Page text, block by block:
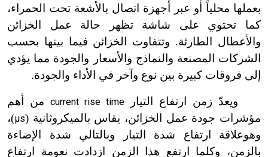
بعملها محلياً أو عبر أجهزة اتصال بالأشعة تحت الحمراء،
كما تحتوي على شاشة تظهر حالة عمل الخزائن
والأعطال الطارئة. وتتفاوت الخزائن فيما بينها بحسب
الشركات المصنعة والنماذج والأسعار والجودة مما يؤدي
إلى فروقات كبيرة بين نوع وآخر في الأداء والجودة.
ويعدّ زمن ارتفاع التيار current rise timeمن أهم
مؤشرات جودة عمل الخزائن، يقاس بالميكروثانية (μs)،
وهوعلاقة ارتفاع شدة التيار وبالتالي شدة الإضاءة
بالزمن، وكلما ارتفع هذا الزمن ازدادت نعومة ارتفاع